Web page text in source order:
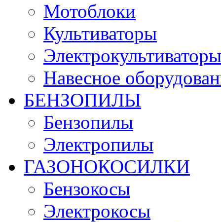
Мотоблоки
Культиваторы
Электрокультиваторы
Навесное
БЕНЗОПИЛЫ
Бензопилы
Электропилы
ГАЗОНОКОСИЛКИ
Бензокосы
Электрокосы